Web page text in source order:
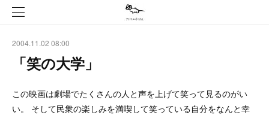
2004.11.02 08:00
「笑の大学」
この映画は劇場でたくさんの人と声を上げて笑って見るのがい
い。 そして民衆の楽しみを満喫して笑っている自分をなんと幸